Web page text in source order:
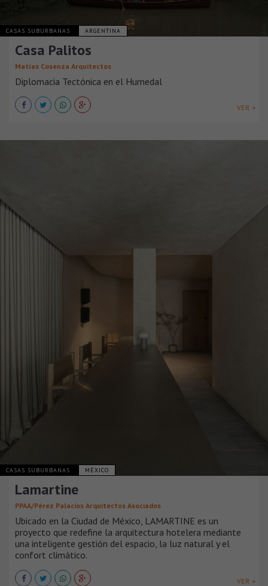
CASAS SUBURBANAS ARGENTINA
Casa Palitos
Matías Cosenza Arquitectos
Diplomacia Tectónica en el Humedal
VER +
CASAS SUBURBANAS MÉXICO
Lamartine
PPAA/Pérez Palacios Arquitectos Asociados
Ubicado en la Ciudad de México, LAMARTINE es un
proyecto que redefine la arquitectura hotelera mediante
una inteligente gestión del espacio, la luz natural y el
confort climático.
VER +